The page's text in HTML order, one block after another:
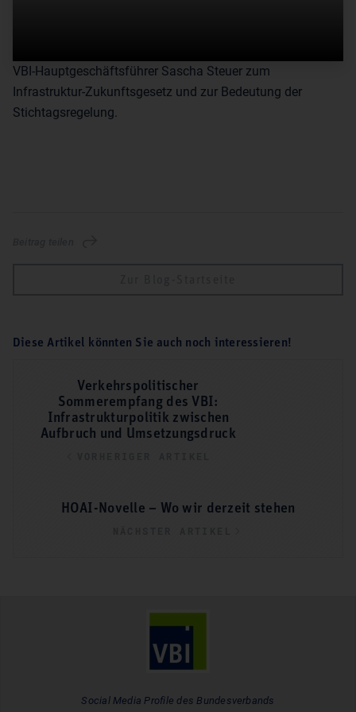
VBI-Hauptgeschäftsführer Sascha Steuer zum
Infrastruktur-Zukunftsgesetz und zur Bedeutung der
Stichtagsregelung.
Diese Artikel könnten Sie auch noch interessieren!
Verkehrspolitischer
Sommerempfang des VBI:
Infrastrukturpolitik zwischen
Aufbruch und Umsetzungsdruck
HOAI-Novelle – Wo wir derzeit stehen
Social Media Profile des Bundesverbands